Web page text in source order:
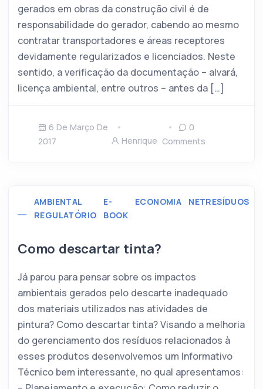
gerados em obras da construção civil é de
responsabilidade do gerador, cabendo ao mesmo
contratar transportadores e áreas receptores
devidamente regularizados e licenciados. Neste
sentido, a verificação da documentação – alvará,
licença ambiental, entre outros – antes da […]
6 De Março De
2017
Henrique
0
Comments
AMBIENTAL
REGULATÓRIO
E-
BOOK
ECONOMIA NETRESÍDUOS
Como descartar tinta?
Já parou para pensar sobre os impactos
ambientais gerados pelo descarte inadequado
dos materiais utilizados nas atividades de
pintura? Como descartar tinta? Visando a melhoria
do gerenciamento dos resíduos relacionados à
esses produtos desenvolvemos um Informativo
Técnico bem interessante, no qual apresentamos: